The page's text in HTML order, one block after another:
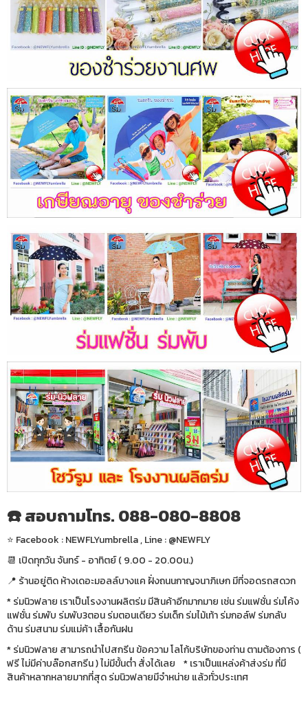
☎️ สอบถามโทร. 088-080-8808
⭐️ Facebook : NEWFLYumbrella , Line : @NEWFLY
📆 เปิดทุกวัน จันทร์ - อาทิตย์ ( 9.00 - 20.00น.)
📍 ร้านอยู่ติด ห้างเดอะมอลล์บางแค ฝั่งถนนกาญจนาภิเษก มีที่จอดรถสดวก
* ร่มนิวฟลาย เราเป็นโรงงานผลิตร่ม มีสินค้าอีกมากมาย เช่น ร่มแฟชั่น ร่มโค้ง
แฟชั่น ร่มพับ ร่มพับ3ตอน ร่มตอนเดียว ร่มเด็ก ร่มไม้เท้า ร่มกอล์ฟ ร่มกลับ
ด้าน ร่มสนาม ร่มแม่ค้า เสื้อกันฝน
* ร่มนิวฟลาย สามารถนำไปสกรีน ข้อความ โลโก้บริษัทของท่าน ตามต้องการ (
ฟรี ไม่มีค่าบล๊อกสกรีน ) ไม่มีขั้นต่ำ สั่งได้เลย * เราเป็นแหล่งค้าส่งร่ม ที่มี
สินค้าหลากหลายมากที่สุด ร่มนิวฟลายมีจำหน่าย แล้วทั่วประเทศ